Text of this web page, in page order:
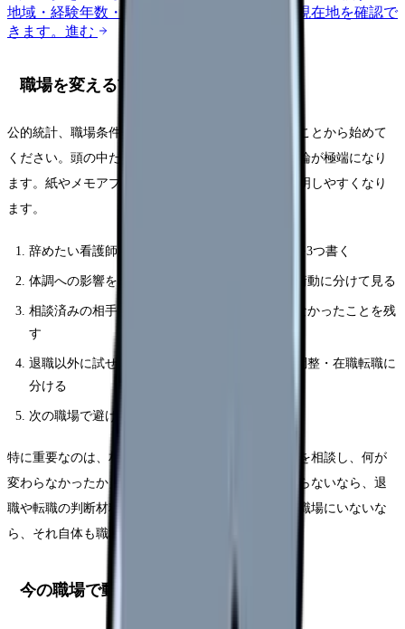
地域・経験年数・施設形態から、今の給料の現在地を確認で
きます。 進む
職場を変える前に確認する5項目
公的統計、職場条件、自分の体調記録を分けて見ることから始めて
ください。頭の中だけで考えると、つらい日ほど結論が極端になり
ます。紙やメモアプリに残すと、相談する時にも説明しやすくなり
ます。
辞めたい看護師のFAQ50と思った具体的な場面を3つ書く
体調への影響を、睡眠・食欲・涙・動悸・欠勤衝動に分けて見る
相談済みの相手、返答、変わったこと・変わらなかったことを残
す
退職以外に試せる選択肢を、休職・異動・勤務調整・在職転職に
分ける
次の職場で避けたい条件を3つに絞る
特に重要なのは、相談の有無ではなく「具体的に何を相談し、何が
変わらなかったか」です。相談したのに状況が変わらないなら、退
職や転職の判断材料になります。相談できる相手が職場にいないな
ら、それ自体も職場条件の問題です。
今の職場で動かせる可能性